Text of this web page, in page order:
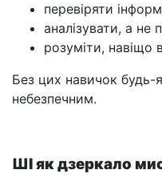
перевіряти
аналізувати, а не
розуміти, навіщо
Без цих навичок будь-
небезпечним.
ШІ як дзеркало